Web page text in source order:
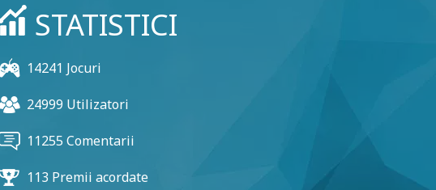
STATISTICI
14241 Jocuri
24999 Utilizatori
11255 Comentarii
113 Premii acordate